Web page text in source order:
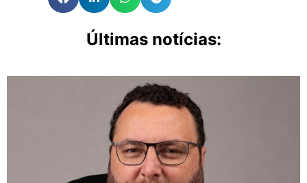
Últimas notícias: